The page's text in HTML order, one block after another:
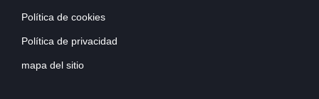
Política de cookies
Política de privacidad
mapa del sitio